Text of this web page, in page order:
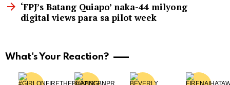
‘FPJ’s Batang Quiapo’ naka-44 milyong
digital views para sa pilot week
What's Your Reaction?